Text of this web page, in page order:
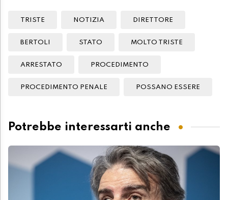
TRISTE NOTIZIA DIRETTORE
BERTOLI STATO MOLTO TRISTE
ARRESTATO PROCEDIMENTO
PROCEDIMENTO PENALE POSSANO ESSERE
Potrebbe interessarti anche